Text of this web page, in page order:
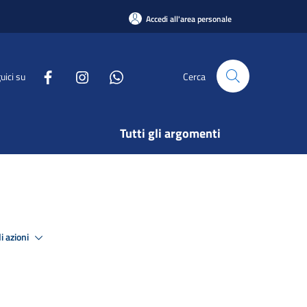
Accedi all'area personale
su Cerca
Tutti gli argomenti
azioni